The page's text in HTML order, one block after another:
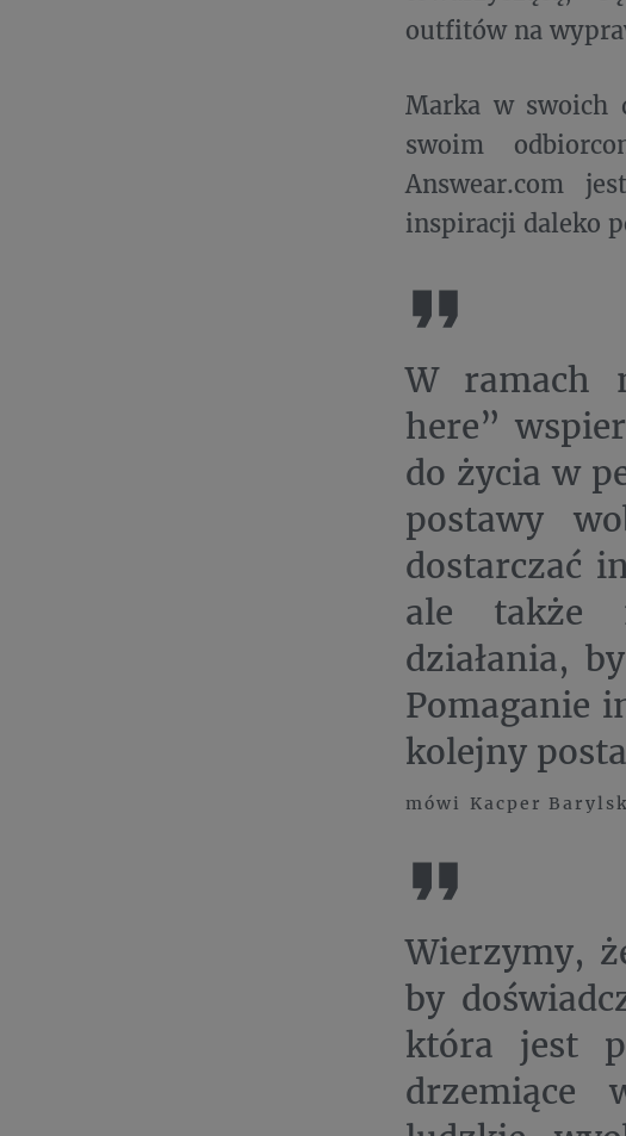
outfitów na
Marka w swoich
swoim
Answear.com
inspiracji daleko
W ramach
here”
do życia w
postawy
dostarczać
ale także
działania,
Pomaganie
kolejny
mówi Kacper
Wierzymy,
by
która jest
drzemiące